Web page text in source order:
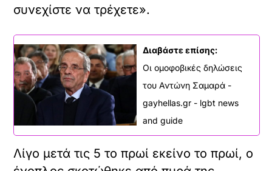
συνεχίστε να τρέχετε».
Διαβάστε επίσης:
Οι ομοφοβικές δηλώσεις
του Αντώνη Σαμαρά -
gayhellas.gr - lgbt news
and guide
Λίγο μετά τις 5 το πρωί εκείνο το πρωί, ο